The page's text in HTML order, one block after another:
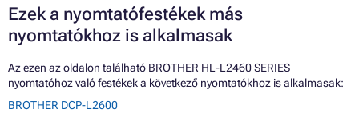
Ezek a nyomtatófestékek más
nyomtatókhoz is alkalmasak
Az ezen az oldalon található BROTHER HL-L2460 SERIES
nyomtatóhoz való festékek a következő nyomtatókhoz is alkalmasak:
BROTHER DCP-L2600